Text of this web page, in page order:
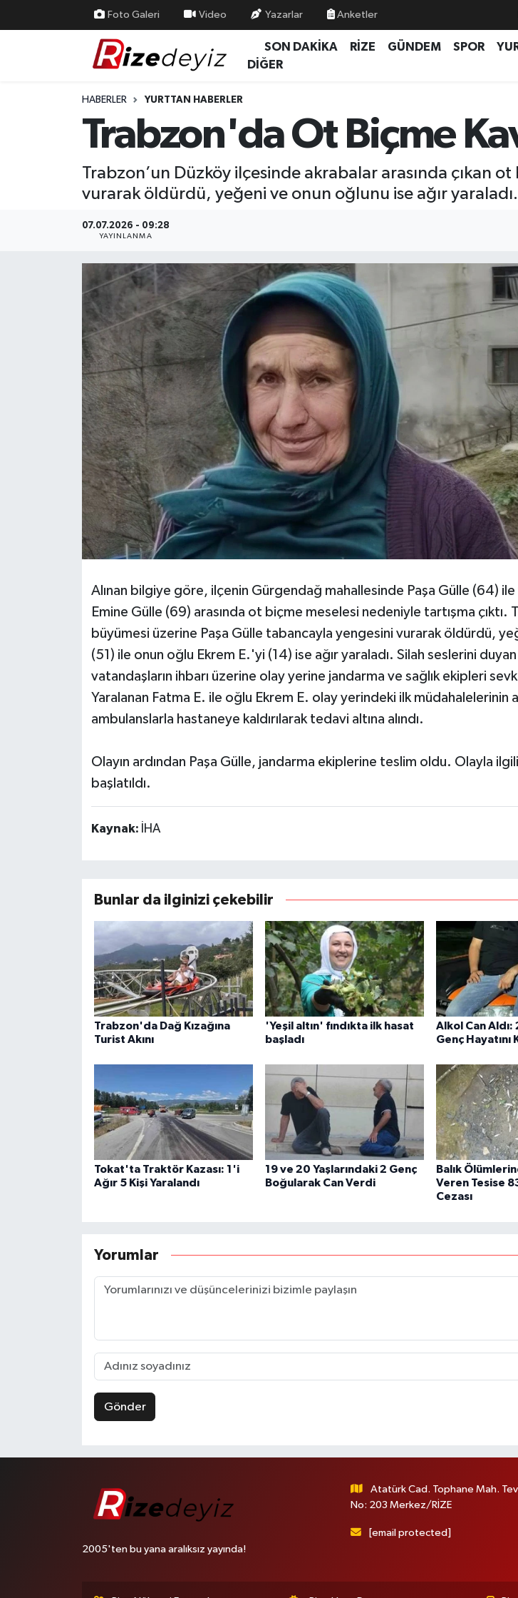
Foto Galeri Video Yazarlar Anketler
SON DAKİKA RİZE GÜNDEM SPOR
DİĞER
HABERLER YURTTAN HABERLER
Trabzon'da Ot Biçme
Trabzon’un Düzköy ilçesinde akrabalar arasında çıkan ot
vurarak öldürdü, yeğeni ve onun oğlunu ise ağır yaraladı.
07.07.2026 - 09:28
YAYINLANMA
Alınan bilgiye göre, ilçenin Gürgendağ mahallesinde Paşa Gülle (64)
Emine Gülle (69) arasında ot biçme meselesi nedeniyle tartışma çıktı.
büyümesi üzerine Paşa Gülle tabancayla yengesini vurarak öldürdü,
(51) ile onun oğlu Ekrem E.'yi (14) ise ağır yaraladı. Silah seslerini
vatandaşların ihbarı üzerine olay yerine jandarma ve sağlık ekipleri
Yaralanan Fatma E. ile oğlu Ekrem E. olay yerindeki ilk müdahalelerinin
ambulanslarla hastaneye kaldırılarak tedavi altına alındı.
Olayın ardından Paşa Gülle, jandarma ekiplerine teslim oldu. Olayla
başlatıldı.
Kaynak: İHA
Bunlar da ilginizi çekebilir
Trabzon'da Dağ Kızağına
Turist Akını
'Yeşil altın' fındıkta ilk hasat
başladı
Alkol Can Aldı:
Genç
Tokat'ta Traktör Kazası: 1'i
Ağır 5 Kişi Yaralandı
19 ve 20 Yaşlarındaki 2 Genç
Boğularak Can Verdi
Balık
Veren Tesise
Cezası
Yorumlar
Gönder
2005'ten bu yana aralıksız yayında!
Atatürk Cad. Tophane Mah.
No: 203 Merkez/RİZE
[email protected]
Yurttan Haberler
Teknoloji
Rize Nöbetçi Eczaneler
Rize Trafik Yoğunluk Haritası
Tüm Manşetler
Son Dakika Haberleri